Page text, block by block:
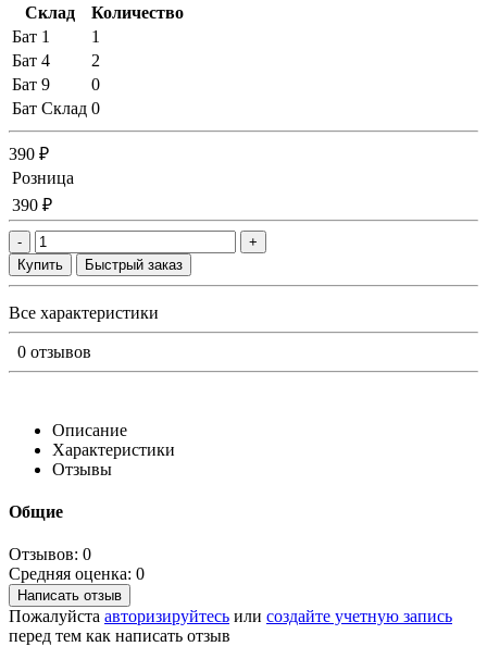
Склад
Количество
Бат 1
1
Бат 4
2
Бат 9
0
Бат Склад 0
390 ₽
Розница
390 ₽
-
+
Купить
Быстрый заказ
Все характеристики
0 отзывов
Описание
Характеристики
Отзывы
Общие
Отзывов: 0
Средняя оценка: 0
Написать отзыв
Пожалуйста авторизируйтесь или создайте учетную запись
перед тем как написать отзыв